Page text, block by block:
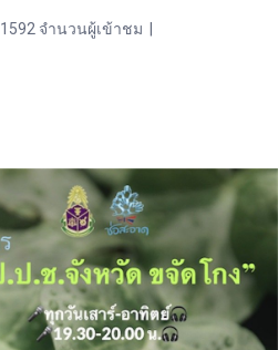
1592 จำนวนผู้เข้าชม